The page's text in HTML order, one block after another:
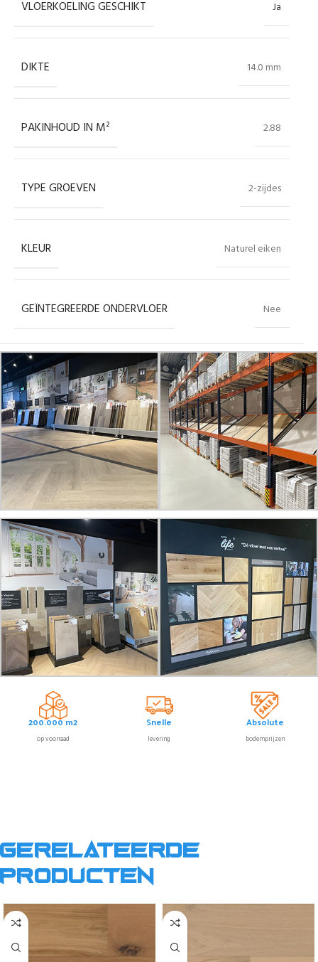
VLOERKOELING GESCHIKT Ja
DIKTE 14.0 mm
PAKINHOUD IN M² 2.88
TYPE GROEVEN 2-zijdes
KLEUR Naturel eiken
GEÏNTEGREERDE ONDERVLOER Nee
200.000 m2
op voorraad
Snelle
levering
Absolute
bodemprijzen
Gerelateerde
producten